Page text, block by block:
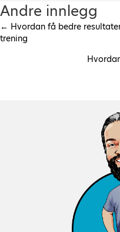
Andre innlegg
P
← Hvordan få bedre
trening